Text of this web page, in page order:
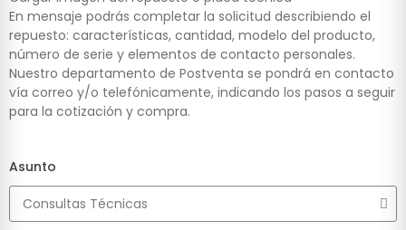
En mensaje podrás completar la solicitud describiendo el
repuesto: características, cantidad, modelo del producto,
número de serie y elementos de contacto personales.
Nuestro departamento de Postventa se pondrá en contacto
vía correo y/o telefónicamente, indicando los pasos a seguir
para la cotización y compra.
Asunto